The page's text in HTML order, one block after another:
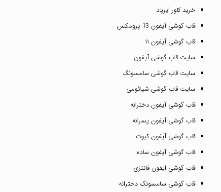
خرید کاور ایرپاد
قاب گوشی آیفون 13 پرومکس
قاب گوشی آیفون ۱۱
سایت قاب گوشی آیفون
سایت قاب گوشی سامسونگ
سایت قاب گوشی شیائومی
قاب گوشی آیفون دخترانه
قاب گوشی آیفون پسرانه
قاب گوشی آیفون کیوت
قاب گوشی آیفون ساده
قاب گوشی ایفون فانتزی
قاب گوشی سامسونگ دخترانه